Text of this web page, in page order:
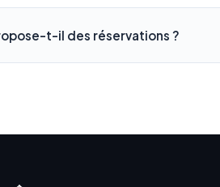
t-il des réservations ?